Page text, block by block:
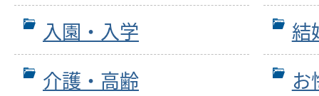
入園・入学
結
介護・高齢
お